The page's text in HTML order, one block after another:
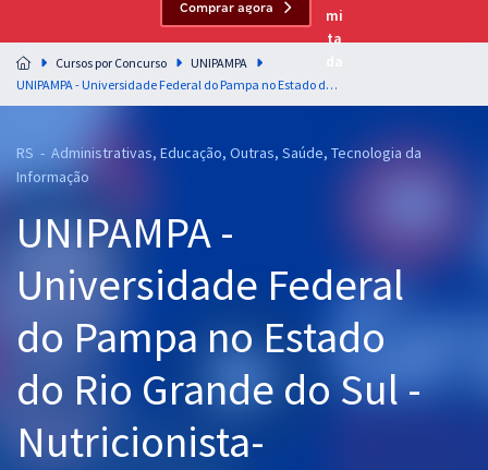
Residências Multiprofissionais
Preparação completa e intensiva para as principais
residências em saúde do Brasil
Assinatura Ilimitada
Graduação
OAB
Mentorias
Questões grátis
Comprar agora
Cursos por Concurso
UNIPAMPA
UNIPAMPA - Universidade Federal do Pampa no Estado do Rio Grande do Sul - Nutricionista-Habilitação
RS - Administrativas, Educação, Outras, Saúde, Tecnologia da
Informação
UNIPAMPA -
Universidade Federal
do Pampa no Estado
do Rio Grande do Sul -
Nutricionista-